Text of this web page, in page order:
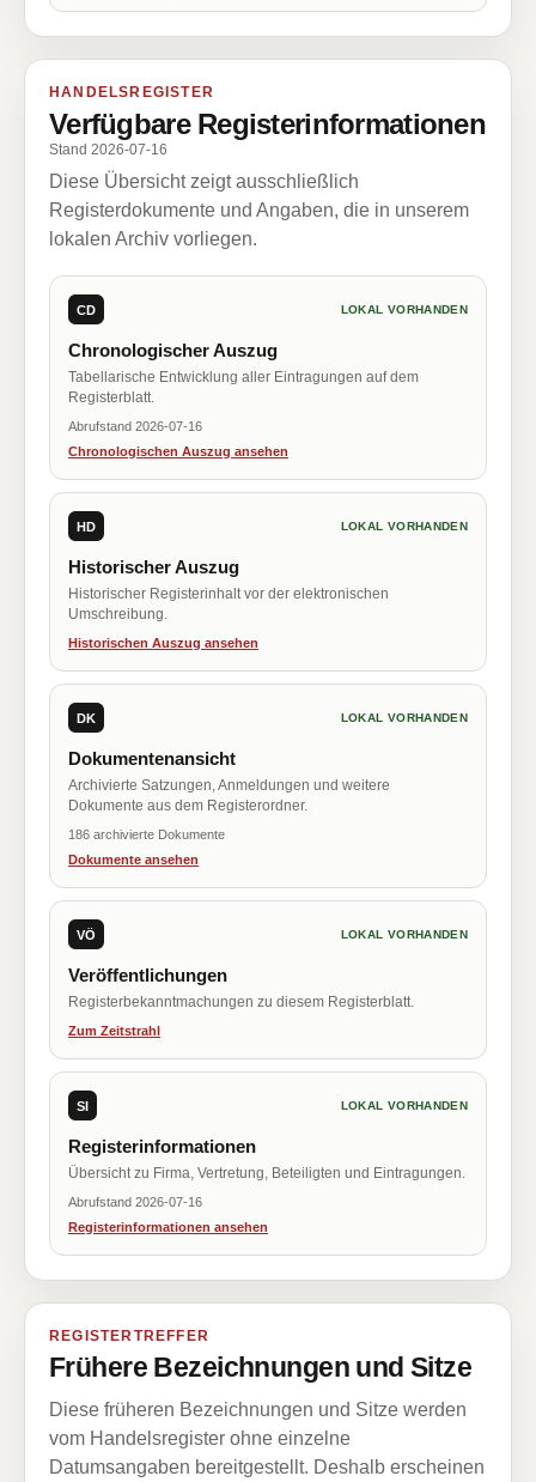
HANDELSREGISTER
Verfügbare Registerinformationen
Stand 2026-07-16
Diese Übersicht zeigt ausschließlich
Registerdokumente und Angaben, die in unserem
lokalen Archiv vorliegen.
CD LOKAL VORHANDEN
Chronologischer Auszug
Tabellarische Entwicklung aller Eintragungen auf dem
Registerblatt.
Abrufstand 2026-07-16
Chronologischen Auszug ansehen
HD LOKAL VORHANDEN
Historischer Auszug
Historischer Registerinhalt vor der elektronischen
Umschreibung.
Historischen Auszug ansehen
DK LOKAL VORHANDEN
Dokumentenansicht
Archivierte Satzungen, Anmeldungen und weitere
Dokumente aus dem Registerordner.
186 archivierte Dokumente
Dokumente ansehen
VÖ LOKAL VORHANDEN
Veröffentlichungen
Registerbekanntmachungen zu diesem Registerblatt.
Zum Zeitstrahl
SI LOKAL VORHANDEN
Registerinformationen
Übersicht zu Firma, Vertretung, Beteiligten und Eintragungen.
Abrufstand 2026-07-16
Registerinformationen ansehen
REGISTERTREFFER
Frühere Bezeichnungen und Sitze
Diese früheren Bezeichnungen und Sitze werden
vom Handelsregister ohne einzelne
Datumsangaben bereitgestellt. Deshalb erscheinen